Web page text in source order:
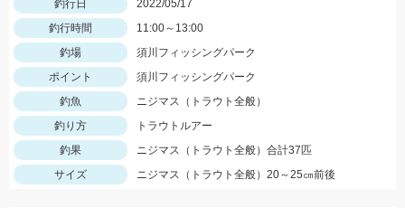
釣行日
2022/05/17
釣行時間
11:00～13:00
釣場
須川フィッシングパーク
ポイント
須川フィッシングパーク
釣魚
ニジマス（トラウト全般）
釣り方
トラウトルアー
釣果
ニジマス（トラウト全般）合計37匹
サイズ
ニジマス（トラウト全般）20～25㎝前後